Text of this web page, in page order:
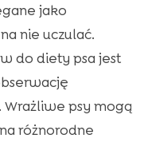
jako
nie uczulać.
do diety psa jest
psy mogą
różnorodne